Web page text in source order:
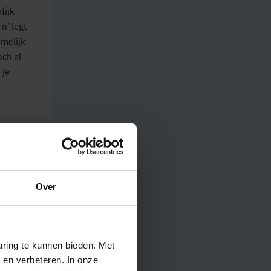
Over
te kunnen bieden. Met
verbeteren. In onze
’ legt
al
je